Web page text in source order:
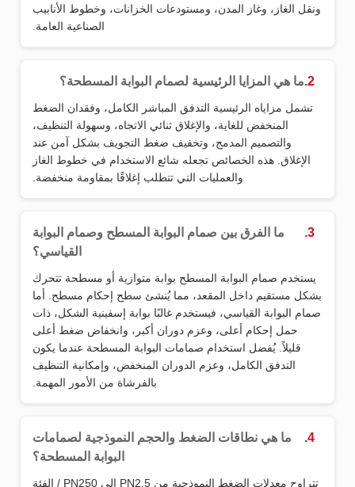
ونقل الغاز، وغاز المدن، ومستودعات الخزانات، وخطوط الأنابيب
الصناعية العامة.
2. ما هي المزايا الرئيسية لصمام البوابة المسطحة؟
تشمل مزاياه الرئيسية التدفق المباشر الكامل، وفقدان الضغط
المنخفض للغاية، والإغلاق ثنائي الاتجاه، وسهولة التنظيف،
والتصميم المدمج، وتخفيف ضغط التجويف بشكل آمن عند
الإغلاق. هذه الخصائص تجعله شائع الاستخدام في خطوط الغاز
والعمليات التي تتطلب إغلاقًا بمقاومة منخفضة.
3.
ما الفرق بين صمام البوابة المسطح وصمام البوابة
القياسي؟
يستخدم صمام البوابة المسطح بوابة متوازية أو مسطحة تتحرك
بشكل مستقيم داخل المقعد، مما يُنشئ سطح إحكام مسطح. أما
صمام البوابة القياسي، فيستخدم غالبًا بوابة إسفينية الشكل، ذات
حمل إحكام أعلى، وعزم دوران أكبر، وانخفاض ضغط أعلى
قليلاً. يُفضل استخدام صمامات البوابة المسطحة عندما يكون
التدفق الكامل، وعزم الدوران المنخفض، وإمكانية التنظيف
بالفرشاة من الأمور المهمة.
4.
ما هي نطاقات الضغط والحجم النموذجية لصمامات
البوابة المسطحة؟
تتراوح معدلات الضغط النموذجية من PN2.5 إلى PN250 / الفئة